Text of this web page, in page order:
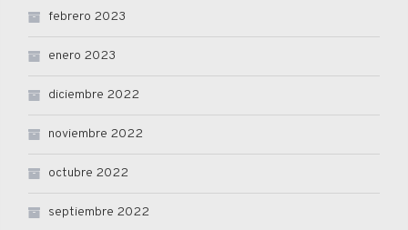
febrero 2023
enero 2023
diciembre 2022
noviembre 2022
octubre 2022
septiembre 2022